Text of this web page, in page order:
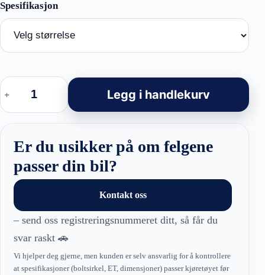
YF0445
Style
Hybrid
Black
Polished
Legg i handlekurv
Er du usikker på om felgene
passer din bil?
Kontakt oss
– send oss registreringsnummeret ditt, så får du
svar raskt 🚗
Vi hjelper deg gjerne, men kunden er selv ansvarlig for å kontrollere
at spesifikasjoner (boltsirkel, ET, dimensjoner) passer kjøretøyet før